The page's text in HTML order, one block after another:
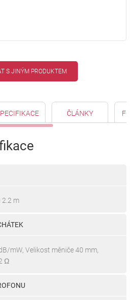
S JINÝM PRODUKTEM
ČLÁNKY
2.2 m
mW, Velikost měniče 40 mm,
Ω